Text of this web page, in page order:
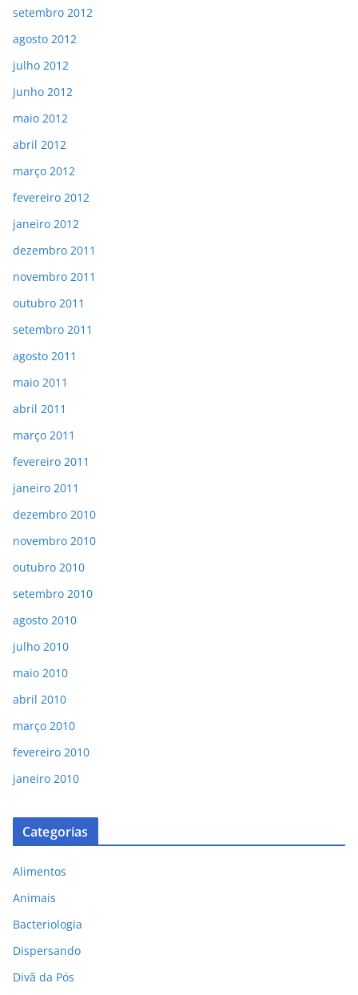
setembro 2012
agosto 2012
julho 2012
junho 2012
maio 2012
abril 2012
março 2012
fevereiro 2012
janeiro 2012
dezembro 2011
novembro 2011
outubro 2011
setembro 2011
agosto 2011
maio 2011
abril 2011
março 2011
fevereiro 2011
janeiro 2011
dezembro 2010
novembro 2010
outubro 2010
setembro 2010
agosto 2010
julho 2010
maio 2010
abril 2010
março 2010
fevereiro 2010
janeiro 2010
Categorias
Alimentos
Animais
Bacteriologia
Dispersando
Divã da Pós